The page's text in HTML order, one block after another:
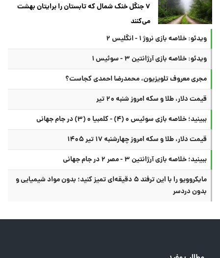
۷ جنگل خنک شمال که تابستان را برایتان بهشت
می‌کنند
ویدئو: خلاصه بازی نروژ ۱ - انگلیس ۲
ویدئو: خلاصه بازی آرژانتین ۳ - سوئیس ۱
مجری معروف تلویزیون، محمدرضا احمدی کجاست؟
قیمت دلار، طلا و سکه امروز شنبه ۲۰ تیر
ببینید؛ خلاصه بازی سوئیس ۰ (۴) - کلمبیا ۰ (۳) در جام جهانی
قیمت دلار، طلا و سکه امروز چهارشنبه ۱۷ تیر ۱۴۰۵
ببینید؛ خلاصه بازی آرژانتین ۳ - مصر ۲ در جام جهانی
مایکروویو را با این ترفند ۵ دقیقه‌ای تمیز کنید؛ بدون مواد شیمیایی و
بدون دردسر